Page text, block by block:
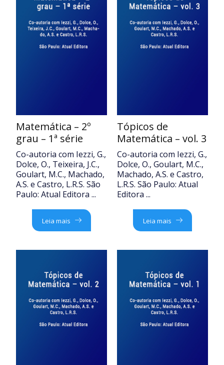
Matemática – 2º
grau – 1ª série
Co-autoria com Iezzi, G.,
Dolce, O., Teixeira, J.C.,
Goulart, M.C., Machado,
A.S. e Castro, L.R.S. São
Paulo: Atual Editora ...
Leia mais
Tópicos de
Matemática – vol. 3
Co-autoria com Iezzi, G.,
Dolce, O., Goulart, M.C.,
Machado, A.S. e Castro,
L.R.S. São Paulo: Atual
Editora ...
Leia mais